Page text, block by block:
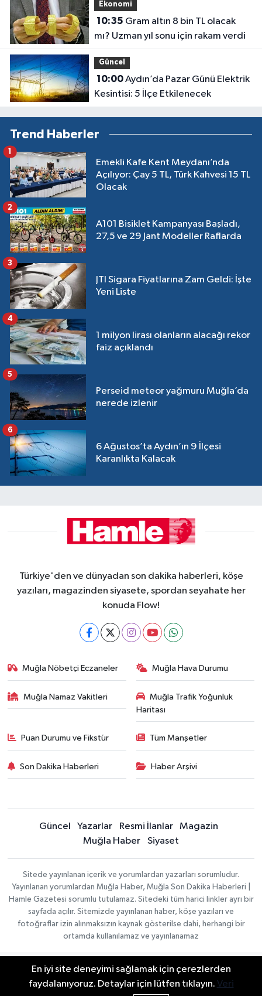
Ekonomi
10:35
mı? Uzman yıl sonu için rakam verdi
Güncel
10:00Aydın’da Pazar Günü Elektrik
Kesintisi: 5 İlçe Etkilenecek
Trend Haberler
Emekli Kafe Kent Meydanı’nda
Açılıyor: Çay 5 TL, Türk Kahvesi 15 TL
Olacak
1
A101 Bisiklet Kampanyası Başladı,
27,5 ve 29 Jant Modeller Raflarda
2
JTI Sigara Fiyatlarına Zam Geldi: İşte
Yeni Liste
3
1 milyon lirası olanların alacağı rekor
faiz açıklandı
4
Perseid meteor yağmuru Muğla’da
nerede izlenir
5
6 Ağustos’ta Aydın’ın 9 İlçesi
Karanlıkta Kalacak
6
Türkiye'den ve dünyadan son dakika haberleri, köşe
yazıları, magazinden siyasete, spordan seyahate her
konuda Flow!
Muğla Nöbetçi Eczaneler Muğla Hava Durumu
Muğla Namaz Vakitleri
Muğla Trafik Yoğunluk
Haritası
Puan Durumu ve Fikstür Tüm Manşetler
Son Dakika Haberleri Haber Arşivi
Güncel Yazarlar Resmi İlanlar
Magazin
Muğla Haber
Siyaset
Sitede yayınlanan içerik ve yorumlardan yazarları sorumludur.
Yayınlanan yorumlardan Muğla Haber, Muğla Son Dakika Haberleri |
Hamle Gazetesi sorumlu tutulamaz. Sitedeki tüm harici linkler ayrı bir
sayfada açılır. Sitemizde yayınlanan haber, köşe yazıları ve
fotoğraflar izin alınmaksızın kaynak gösterilse dahi, herhangi bir
ortamda kullanılamaz ve yayınlanamaz
Gizlilik Sözleşmesi
Veri Politikası
Haber Yazılımı:
TE Bilişim
| Copyright © 2026
En iyi site deneyimi sağlamak için çerezlerden
faydalanıyoruz. Detaylar için lütfen tıklayın. Veri